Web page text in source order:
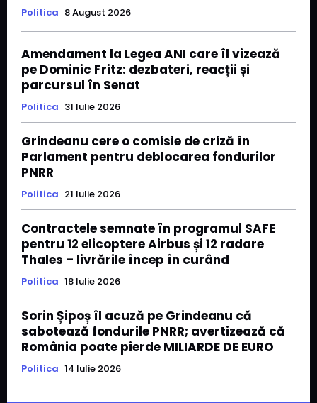
Politica 8 August 2026
Amendament la Legea ANI care îl vizează
pe Dominic Fritz: dezbateri, reacții și
parcursul în Senat
Politica 31 Iulie 2026
Grindeanu cere o comisie de criză în
Parlament pentru deblocarea fondurilor
PNRR
Politica 21 Iulie 2026
Contractele semnate în programul SAFE
pentru 12 elicoptere Airbus și 12 radare
Thales – livrările încep în curând
Politica 18 Iulie 2026
Sorin Șipoș îl acuză pe Grindeanu că
sabotează fondurile PNRR; avertizează că
România poate pierde MILIARDE DE EURO
Politica 14 Iulie 2026